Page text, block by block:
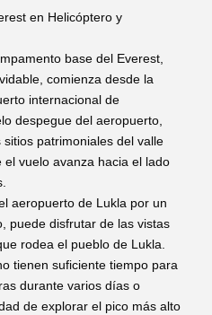
en Helicóptero y
base del Everest,
comienza desde la
internacional de
despegue del aeropuerto,
patrimoniales del valle
el vuelo avanza hacia el lado
aeropuerto de Lukla por un
puede disfrutar de las vistas
rodea el pueblo de Lukla.
tienen suficiente tiempo para
durante varios días o
de explorar el pico más alto